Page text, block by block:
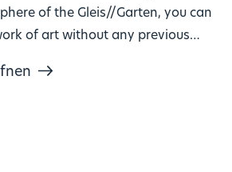
of the Gleis//Garten, you can
of art without any previous